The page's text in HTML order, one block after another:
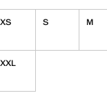
XS S M
XXL